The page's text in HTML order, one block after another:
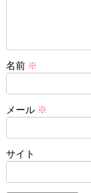
名前 ※
メール ※
サイト